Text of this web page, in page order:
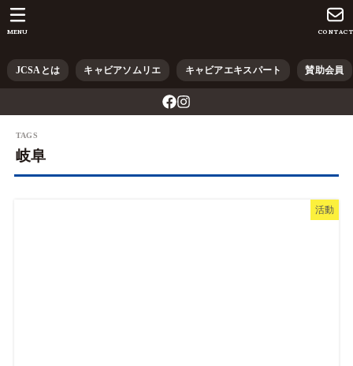
JCSAとは キャビアソムリエ キャビアエキスパート 賛助会員
CONTACT
MENU
岐阜
活動